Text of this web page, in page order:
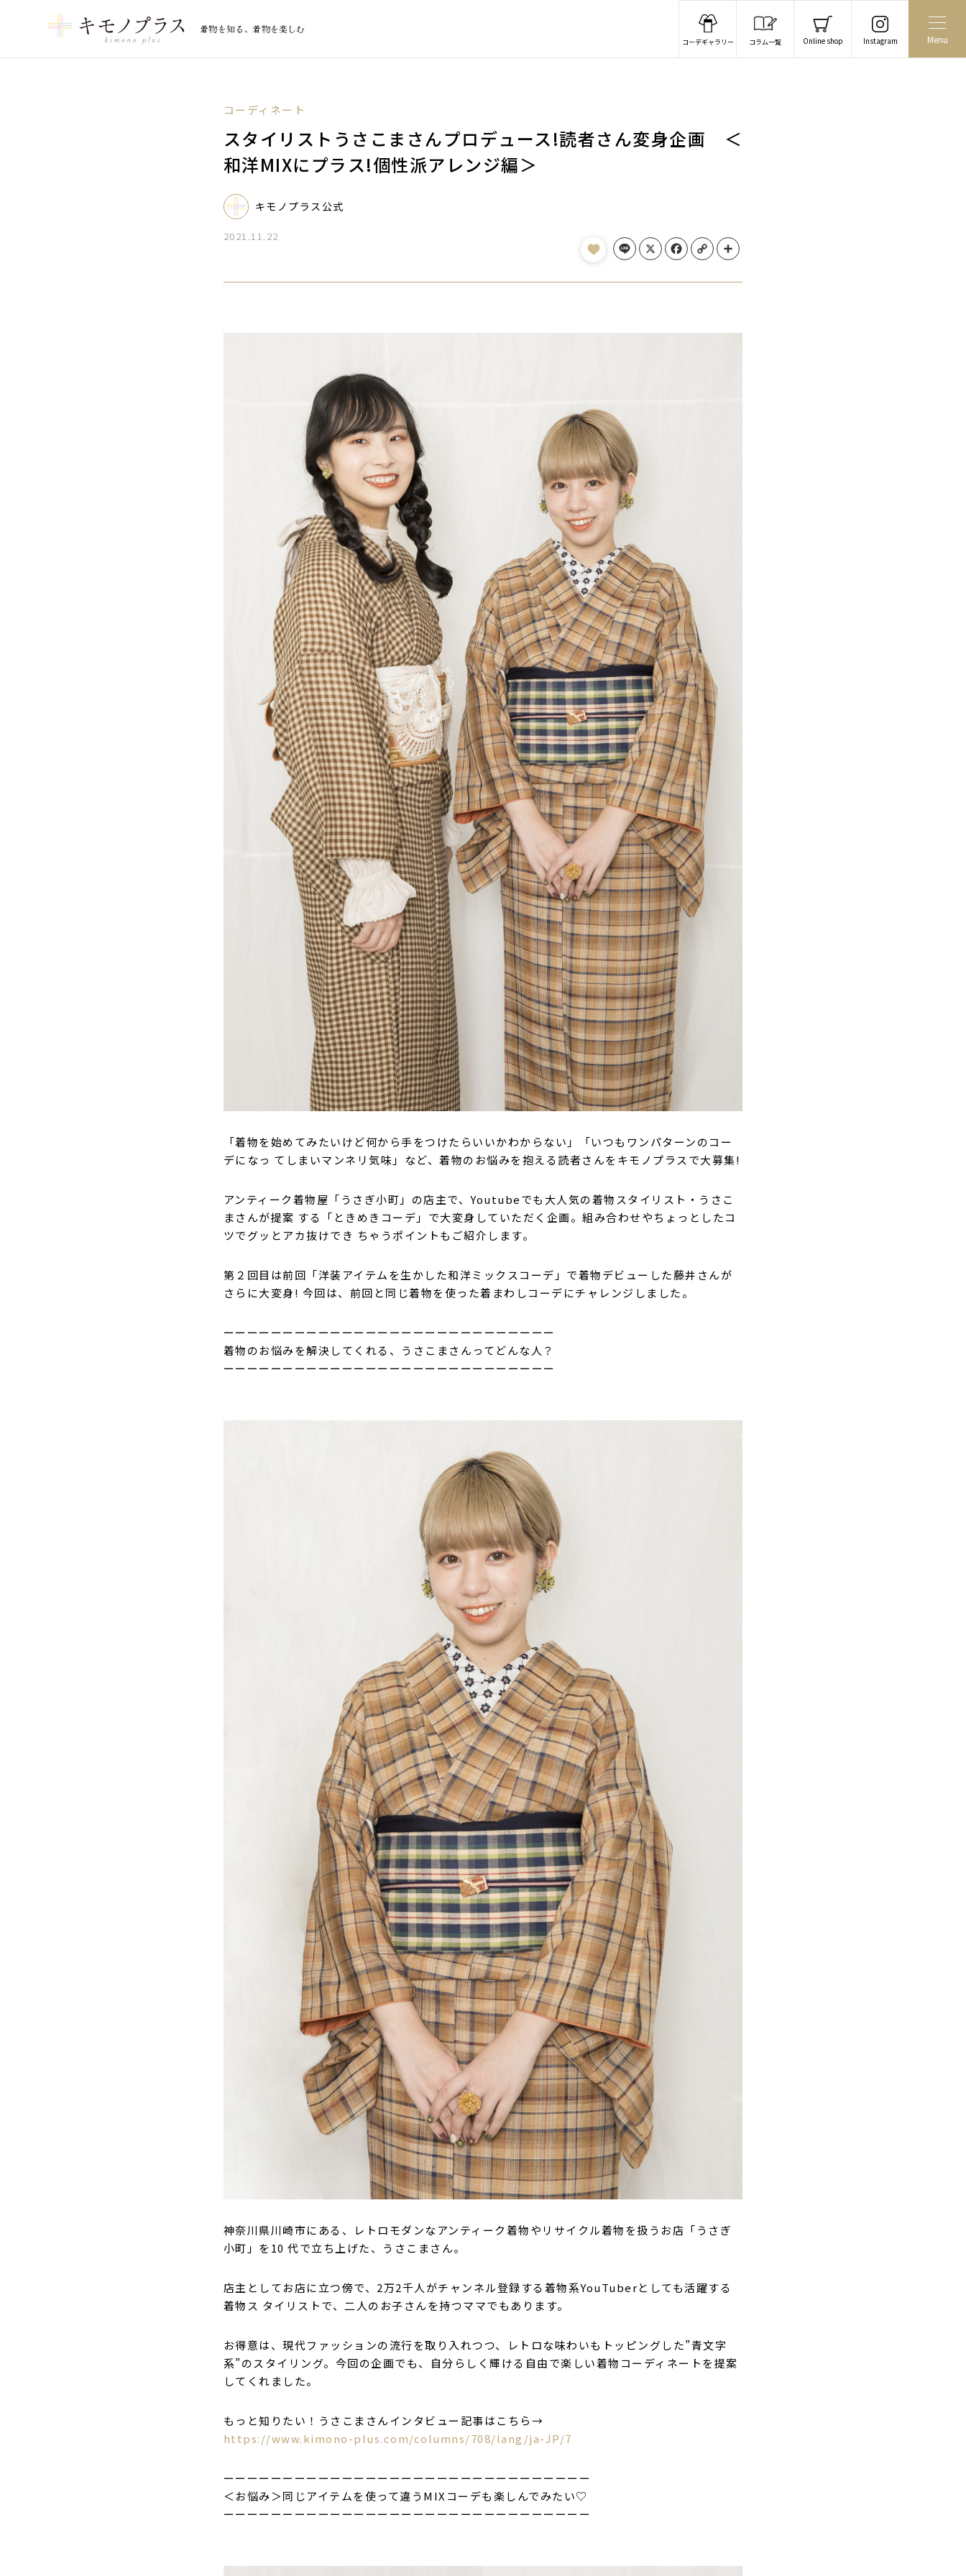
着物を知る、着物を楽しむ
コーデギャラリー コラム一覧 Online shop Instagram Menu
コーディネート
スタイリストうさこまさんプロデュース!読者さん変身企画 ＜
和洋MIXにプラス!個性派アレンジ編＞
キモノプラス公式
2021.11.22
Line X Facebook Copy Link Share
「着物を始めてみたいけど何から手をつけたらいいかわからない」「いつもワンパターンのコー
デになっ てしまいマンネリ気味」など、着物のお悩みを抱える読者さんをキモノプラスで大募集!
アンティーク着物屋「うさぎ小町」の店主で、Youtubeでも大人気の着物スタイリスト・うさこ
まさんが提案 する「ときめきコーデ」で大変身していただく企画。組み合わせやちょっとしたコ
ツでグッとアカ抜けでき ちゃうポイントもご紹介します。
第２回目は前回「洋装アイテムを生かした和洋ミックスコーデ」で着物デビューした藤井さんが
さらに大変身! 今回は、前回と同じ着物を使った着まわしコーデにチャレンジしました。
ーーーーーーーーーーーーーーーーーーーーーーーーーーーー
着物のお悩みを解決してくれる、うさこまさんってどんな人？
ーーーーーーーーーーーーーーーーーーーーーーーーーーーー
神奈川県川崎市にある、レトロモダンなアンティーク着物やリサイクル着物を扱うお店「うさぎ
小町」を10 代で立ち上げた、うさこまさん。
店主としてお店に立つ傍で、2万2千人がチャンネル登録する着物系YouTuberとしても活躍する
着物ス タイリストで、二人のお子さんを持つママでもあります。
お得意は、現代ファッションの流行を取り入れつつ、レトロな味わいもトッピングした”青文字
系”のスタイリング。今回の企画でも、自分らしく輝ける自由で楽しい着物コーディネートを提案
してくれました。
もっと知りたい！うさこまさんインタビュー記事はこちら→
https://www.kimono-plus.com/columns/708/lang/ja-JP/7
ーーーーーーーーーーーーーーーーーーーーーーーーーーーーーーー
＜お悩み＞同じアイテムを使って違うMIXコーデも楽しんでみたい♡
ーーーーーーーーーーーーーーーーーーーーーーーーーーーーーーー